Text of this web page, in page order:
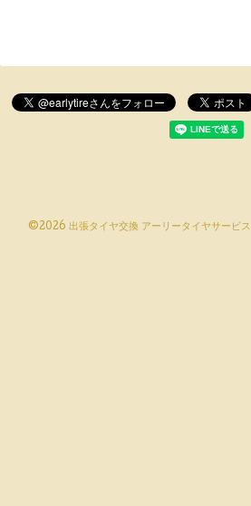
©2026 出張タイヤ交換 アーリータイヤサービス